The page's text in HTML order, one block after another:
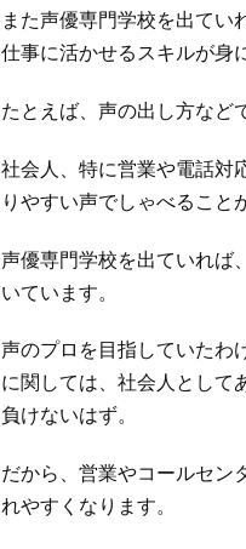
また声優専門学校を出てい
仕事に活かせるスキルが身
たとえば、声の出し方など
社会人、特に営業や電話対
りやすい声でしゃべること
声優専門学校を出ていれば
いています。
声のプロを目指していたわ
に関しては、社会人として
負けないはず。
だから、営業やコールセン
れやすくなります。